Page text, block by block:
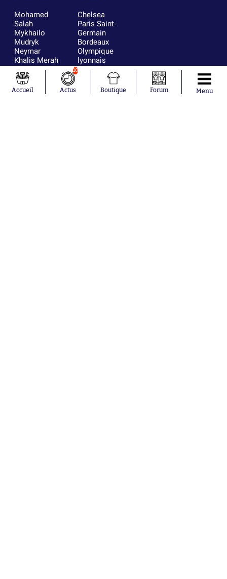
Mohamed
Salah
Mykhailo
Mudryk
Neymar
Khalis Merah
Loïs Openda
Moussa
Niakhaté
Chelsea
Paris Saint-
Germain
Bordeaux
Olympique
lyonnais
FIFA
Real Madrid
RC Strasbourg
AC Milan
Accueil
10
Actus Boutique Forum Menu